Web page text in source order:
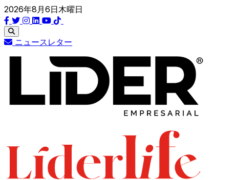
2026年8月6日木曜日
ニュースレター